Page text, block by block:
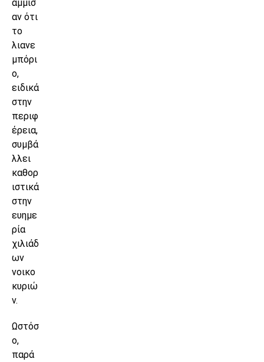
άμμισ
αν ότι
το
λιανε
μπόρι
ο,
ειδικά
στην
περιφ
έρεια,
συμβά
λλει
καθορ
ιστικά
στην
ευημε
ρία
χιλιάδ
ων
νοικο
κυριώ
ν.
Ωστόσ
ο,
παρά